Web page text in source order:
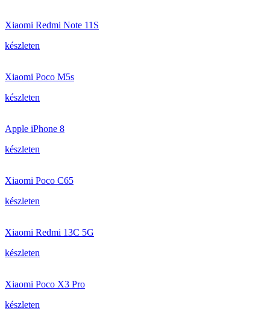
Xiaomi Redmi Note 11S
készleten
Xiaomi Poco M5s
készleten
Apple iPhone 8
készleten
Xiaomi Poco C65
készleten
Xiaomi Redmi 13C 5G
készleten
Xiaomi Poco X3 Pro
készleten